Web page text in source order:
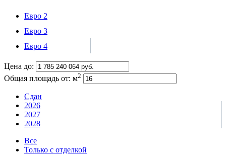
Евро 2
Евро 3
Евро 4
Цена до:
Общая площадь от: м2
Сдан
2026
2027
2028
Все
Только с отделкой